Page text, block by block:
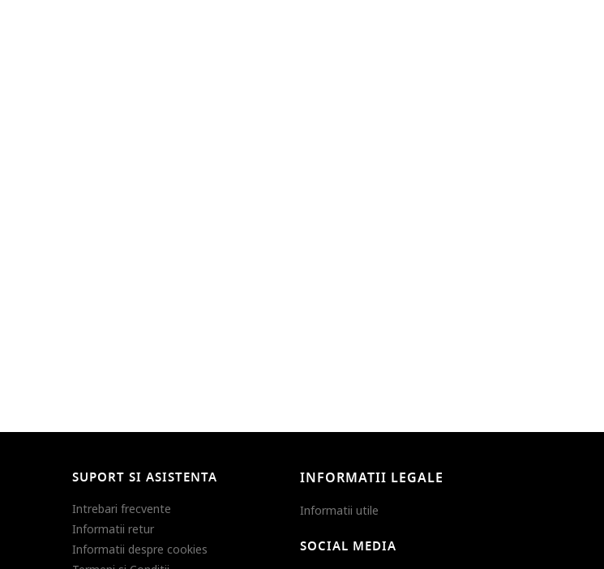
SUPORT SI ASISTENTA
Intrebari frecvente
Informatii retur
Informatii despre cookies
INFORMATII LEGALE
Informatii utile
SOCIAL MEDIA